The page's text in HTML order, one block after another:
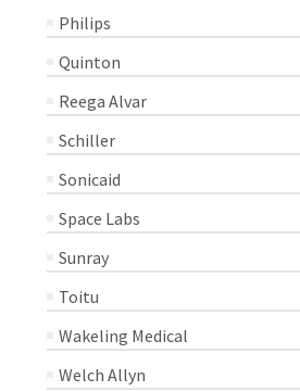
Philips
Quinton
Reega Alvar
Schiller
Sonicaid
Space Labs
Sunray
Toitu
Wakeling Medical
Welch Allyn